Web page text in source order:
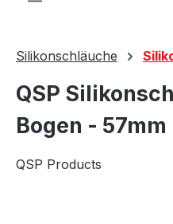
Silikonschläuche
QSP
Bogen -
QSP Products